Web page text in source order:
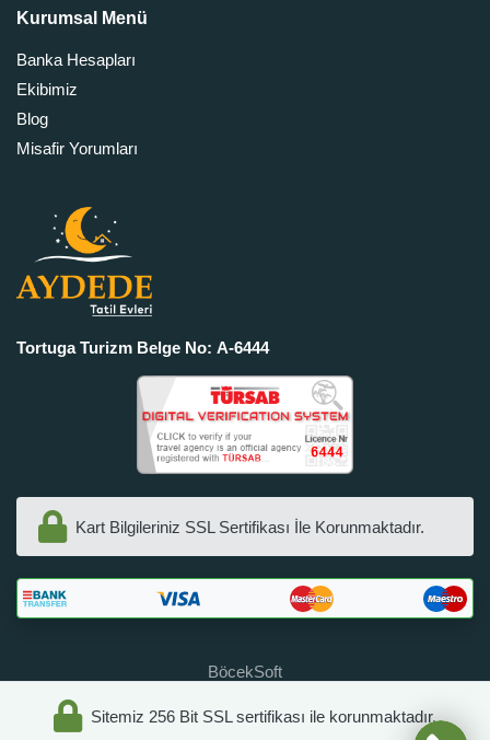
Kurumsal Menü
Banka Hesapları
Ekibimiz
Blog
Misafir Yorumları
Tortuga Turizm Belge No: A-6444
Kart Bilgileriniz SSL Sertifikası İle Korunmaktadır.
BöcekSoft
Sitemiz 256 Bit SSL sertifikası ile korunmaktadır.